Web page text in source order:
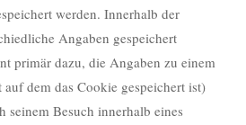
werden. Innerhalb der
Angaben gespeichert
primär dazu, die Angaben zu einem
dem das Cookie gespeichert ist)
seinem Besuch innerhalb eines